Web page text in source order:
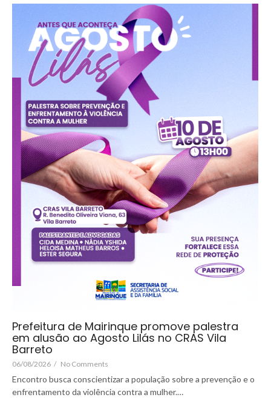
Prefeitura de Mairinque promove palestra
em alusão ao Agosto Lilás no CRAS Vila
Barreto
06/08/2026 / No Comments
Encontro busca conscientizar a população sobre a prevenção e o
enfrentamento da violência contra a mulher.…